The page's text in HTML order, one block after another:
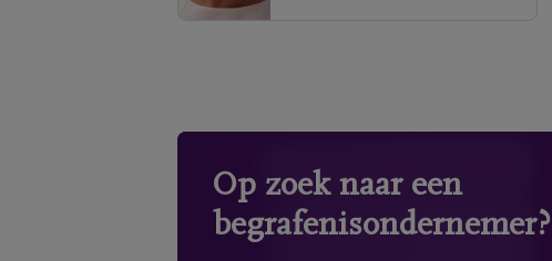
Op zoek naar een
begrafenisondernemer?